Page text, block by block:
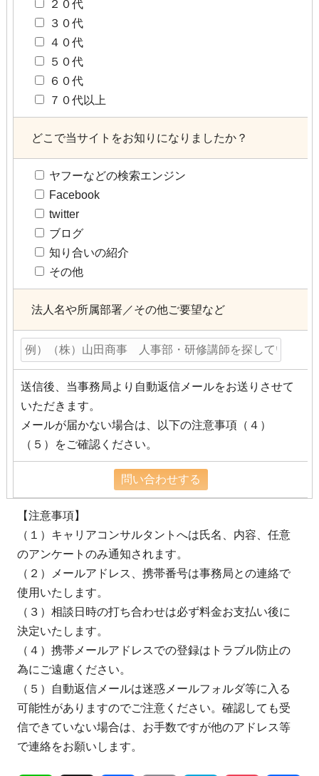
２０代
３０代
４０代
５０代
６０代
７０代以上
どこで当サイトをお知りになりましたか？
ヤフーなどの検索エンジン
Facebook
twitter
ブログ
知り合いの紹介
その他
法人名や所属部署／その他ご要望など
送信後、当事務局より自動返信メールをお送りさせて
いただきます。
メールが届かない場合は、以下の注意事項（４）
（５）をご確認ください。
【注意事項】
（１）キャリアコンサルタントへは氏名、内容、任意
のアンケートのみ通知されます。
（２）メールアドレス、携帯番号は事務局との連絡で
使用いたします。
（３）相談日時の打ち合わせは必ず料金お支払い後に
決定いたします。
（４）携帯メールアドレスでの登録はトラブル防止の
為にご遠慮ください。
（５）自動返信メールは迷惑メールフォルダ等に入る
可能性がありますのでご注意ください。確認しても受
信できていない場合は、お手数ですが他のアドレス等
で連絡をお願いします。